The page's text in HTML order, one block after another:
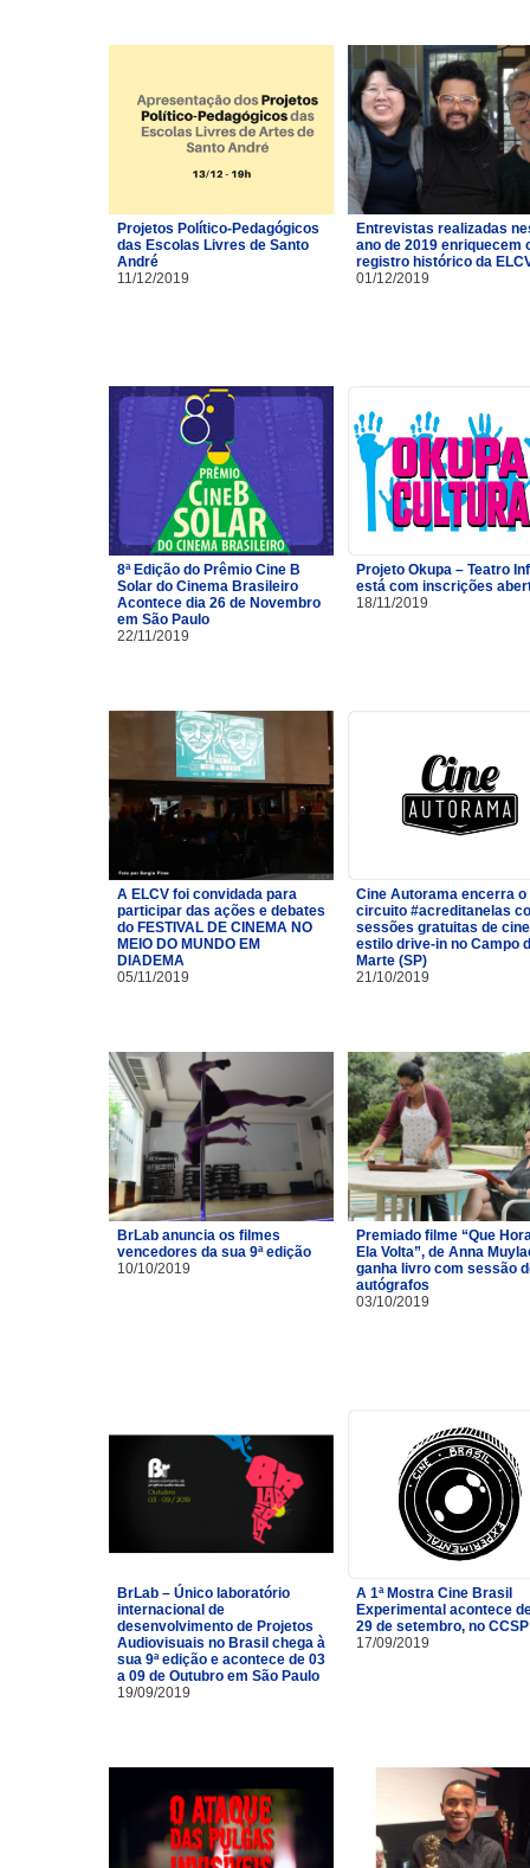
Projetos Político-Pedagógicos
das Escolas Livres de Santo
André
11/12/2019
Entrevistas realizadas
ano de 2019 enriquecem
registro histórico da
01/12/2019
8ª Edição do Prêmio Cine B
Solar do Cinema Brasileiro
Acontece dia 26 de Novembro
em São Paulo
22/11/2019
Projeto Okupa – Teatro
está com inscrições
18/11/2019
A ELCV foi convidada para
participar das ações e debates
do FESTIVAL DE CINEMA NO
MEIO DO MUNDO EM
DIADEMA
05/11/2019
Cine Autorama encerra o
circuito #acreditanelas
sessões gratuitas de
estilo drive-in no Campo
Marte (SP)
21/10/2019
BrLab anuncia os filmes
vencedores da sua 9ª edição
10/10/2019
Premiado filme “Que
Ela Volta”, de Anna
ganha livro com sessão
autógrafos
03/10/2019
BrLab – Único laboratório
internacional de
desenvolvimento de Projetos
Audiovisuais no Brasil chega à
sua 9ª edição e acontece de 03
a 09 de Outubro em São Paulo
19/09/2019
A 1ª Mostra Cine Brasil
Experimental acontece
29 de setembro, no CCSP
17/09/2019